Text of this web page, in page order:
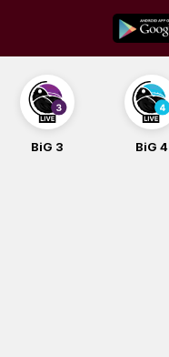
content
BiG 3 BiG 4